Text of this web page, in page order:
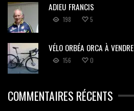
ADIEU FRANCIS
198 5
VÉLO ORBÉA ORCA À VENDRE
156 0
COMMENTAIRES RÉCENTS